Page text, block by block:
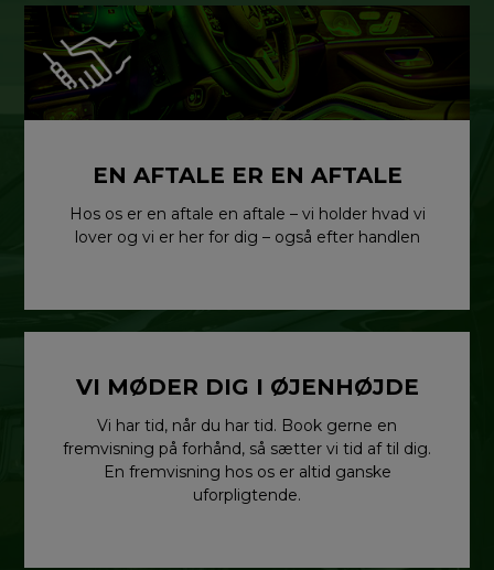
EN AFTALE ER EN AFTALE
Hos os er en aftale en aftale – vi holder hvad vi
lover og vi er her for dig – også efter handlen
VI MØDER DIG I ØJENHØJDE
Vi har tid, når du har tid. Book gerne en
fremvisning på forhånd, så sætter vi tid af til dig.
En fremvisning hos os er altid ganske
uforpligtende.